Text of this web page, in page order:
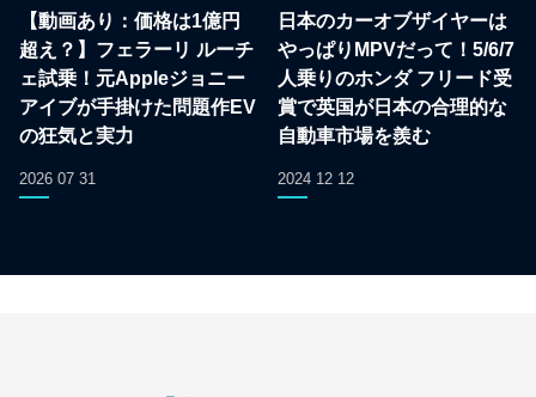
【動画あり：価格は1億円
超え？】フェラーリ ルーチ
ェ試乗！元Appleジョニー
アイブが手掛けた問題作EV
の狂気と実力
2026 07 31
日本のカーオブザイヤーは
やっぱりMPVだって！5/6/7
人乗りのホンダ フリード受
賞で英国が日本の合理的な
自動車市場を羨む
2024 12 12